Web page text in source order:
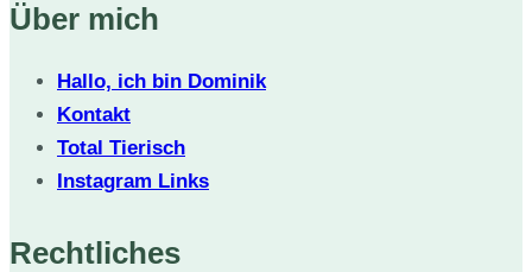
Über mich
Hallo, ich bin Dominik
Kontakt
Total Tierisch
Instagram Links
Rechtliches